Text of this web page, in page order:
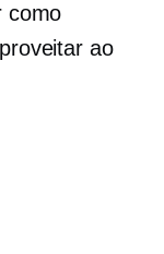
como
ao